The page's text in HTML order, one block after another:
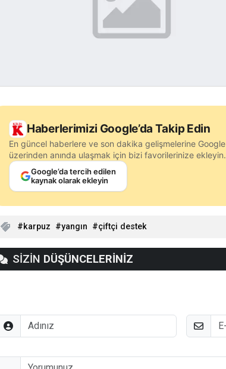
Haberlerimizi Google’da Takip Edin
En güncel haberlere ve son dakika gelişmelerine Google
üzerinden anında ulaşmak için bizi favorilerinize ekleyin.
Google’da tercih edilen
kaynak olarak ekleyin
karpuz yangın çiftçi destek
SİZİN DÜŞÜNCELERİNİZ
Adınız E-Posta
Düşünceleriniz